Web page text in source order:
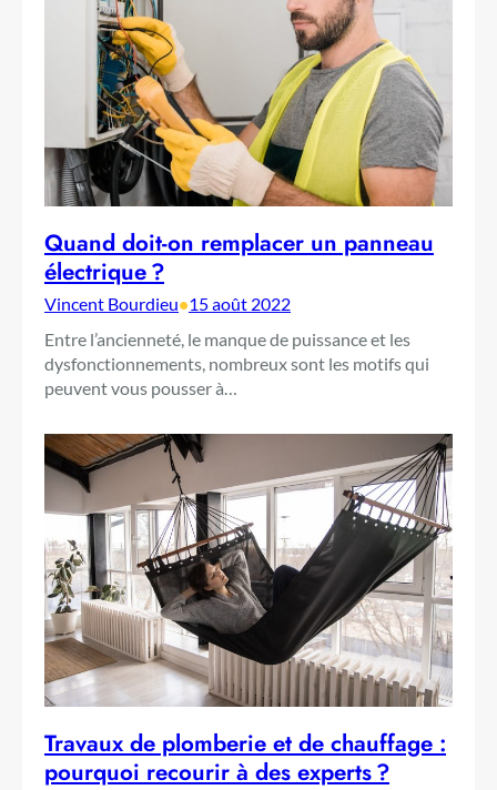
Quand doit-on remplacer un panneau
électrique ?
Vincent Bourdieu•15 août 2022
Entre l’ancienneté, le manque de puissance et les
dysfonctionnements, nombreux sont les motifs qui
peuvent vous pousser à…
Travaux de plomberie et de chauffage :
pourquoi recourir à des experts ?